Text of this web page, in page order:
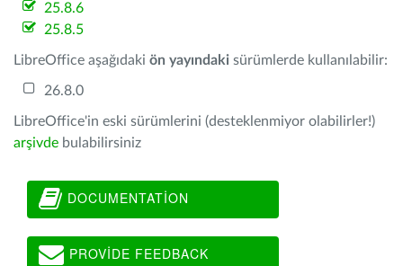
25.8.6
25.8.5
LibreOffice aşağıdaki ön yayındaki sürümlerde kullanılabilir:
26.8.0
LibreOffice'in eski sürümlerini (desteklenmiyor olabilirler!)
arşivde bulabilirsiniz
DOCUMENTATION
PROVIDE FEEDBACK